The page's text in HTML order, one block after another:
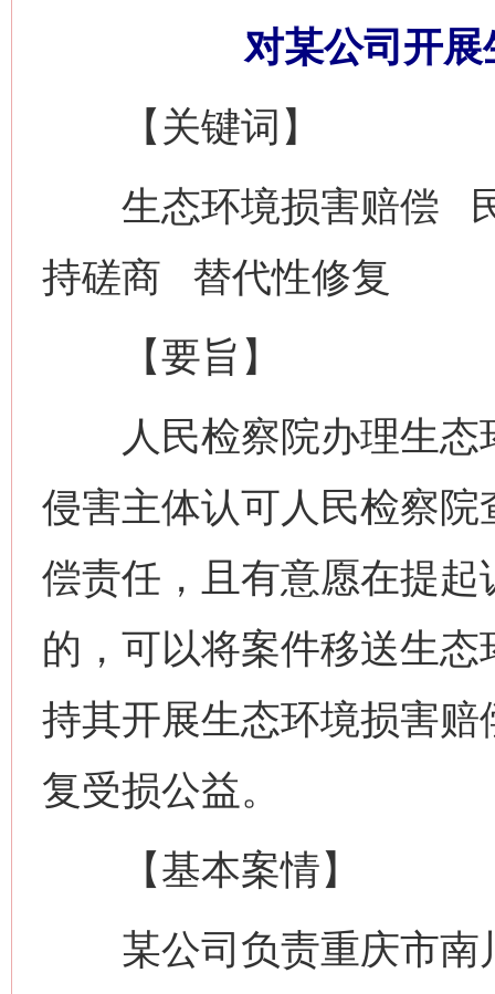
对某公司开
【关键词】
生态环境损害赔偿
持磋商 替代性修复
【要旨】
人民检察院办理生态
侵害主体认可人民检察
偿责任，且有意愿在提
的，可以将案件移送生
持其开展生态环境损害
复受损公益。
【基本案情】
某公司负责重庆市南